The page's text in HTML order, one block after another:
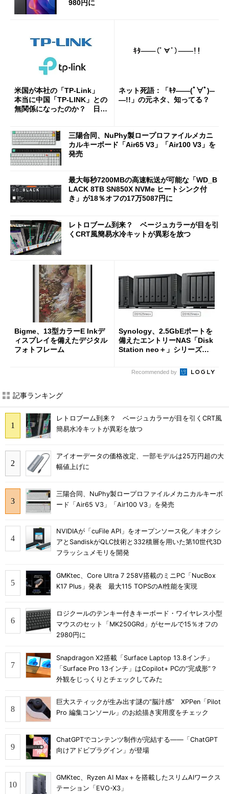
980円に
米国が本社の「TP-Link」
本当に中国「TP-LINK」との
無関係になったのか？ 日本
ネット死語：「ｷﾀ――(ﾟ∀ﾟ)―
―!!」の元ネタ、知ってる？
三陽合同、NuPhy製ロープロファイルメカニ
カルキーボード「Air65 V3」「Air100 V3」を
発売
最大毎秒7200MBの高速転送が可能な「WD_B
LACK 8TB SN850X NVMe ヒートシンク付
き」が18％オフの17万5087円に
レトロブーム到来？ ベージュカラーが目を引
くCRT風簡易水冷キットが異彩を放つ
Bigme、13型カラーE Inkデ
ィスプレイを備えたデジタル
フォトフレーム
Synology、2.5GbEポートを
備えたエントリーNAS「Disk
Station neo＋」シリーズを
Recommended by
記事ランキング
レトロブーム到来？ ベージュカラーが目を引くCRT風
簡易水冷キットが異彩を放つ
アイオーデータの価格改定、一部モデルは25万円超の大
幅値上げに
三陽合同、NuPhy製ロープロファイルメカニカルキーボ
ード「Air65 V3」「Air100 V3」を発売
NVIDIAが「cuFile API」をオープンソース化／キオクシ
アとSandiskがQLC技術と332積層を用いた第10世代3D
フラッシュメモリを開発
GMKtec、Core Ultra 7 258V搭載のミニPC「NucBox
K17 Plus」発表 最大115 TOPSのAI性能を実現
ロジクールのテンキー付きキーボード・ワイヤレス小型
マウスのセット「MK250GRd」がセールで15％オフの
2980円に
Snapdragon X2搭載「Surface Laptop 13.8インチ」
「Surface Pro 13インチ」はCopilot+ PCの“完成形”？
外観をじっくりとチェックしてみた
巨大スティックが生み出す謎の“脳汁感” XPPen「Pilot
Pro 編集コンソール」のお絵描き実用度をチェック
ChatGPTでコンテンツ制作が完結する――「ChatGPT
向けアドビプラグイン」が登場
GMKtec、Ryzen AI Max＋を搭載したスリムAIワークス
テーション「EVO-X3」